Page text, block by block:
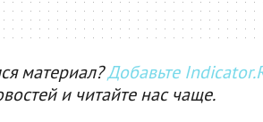
материал?Добавьте
и читайте нас чаще.